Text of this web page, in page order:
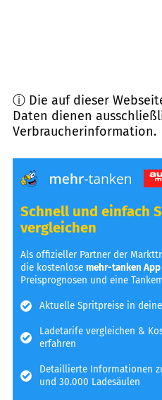
ⓘ Die auf dieser
Daten dienen
Verbraucherinformation.
Schnell und einfach
vergleichen
Als offizieller Partner der
die kostenlosemehr-tanken
Preisprognosen und eine
Aktuelle Spritpreise in
Ladetarife vergleichen &
erfahren
Detaillierte Informationen
und 30.000 Ladesäulen